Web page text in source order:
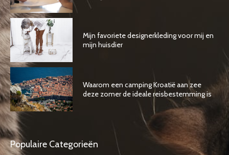
Mijn favoriete designerkleding voor mij en
mijn huisdier
Waarom een camping Kroatië aan zee
deze zomer de ideale reisbestemming is
Populaire Categorieën